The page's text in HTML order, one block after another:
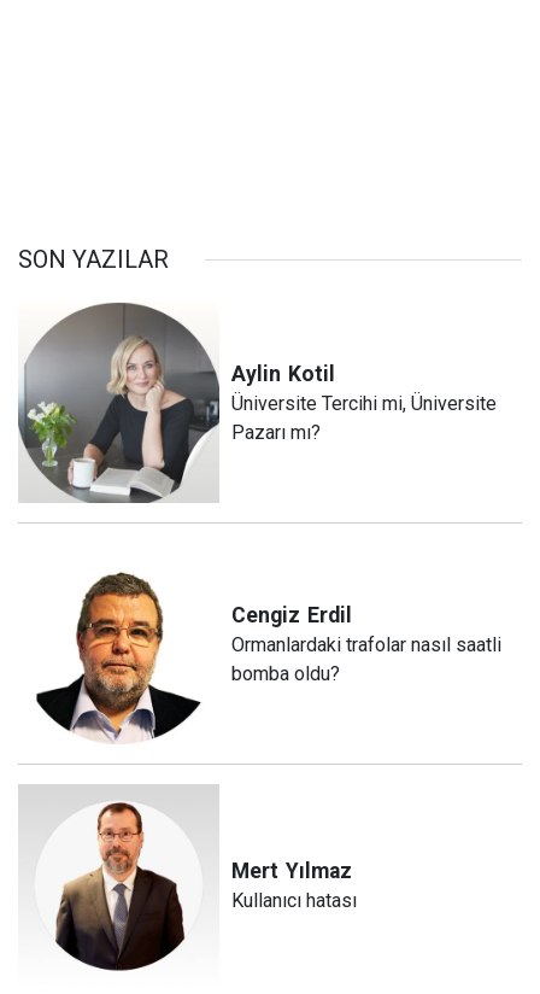
SON YAZILAR
Aylin Kotil
Üniversite Tercihi mi, Üniversite
Pazarı mı?
Cengiz Erdil
Ormanlardaki trafolar nasıl saatli
bomba oldu?
Mert Yılmaz
Kullanıcı hatası